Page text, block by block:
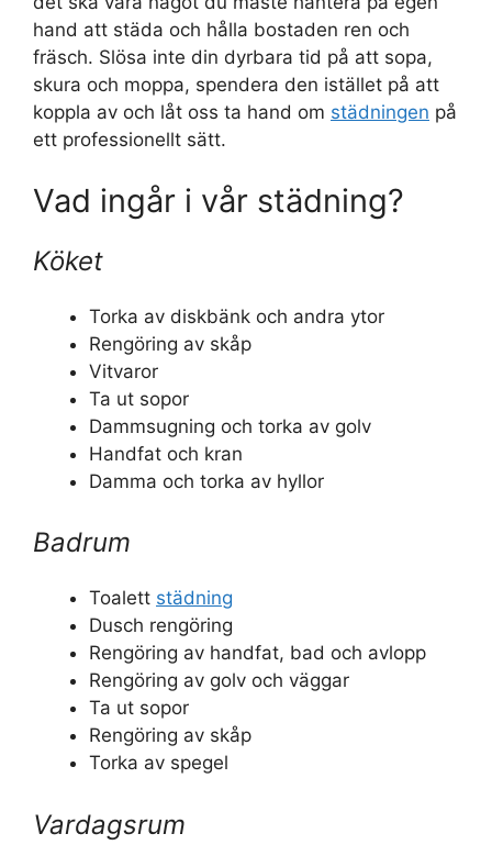
hand att städa och hålla bostaden ren och
fräsch. Slösa inte din dyrbara tid på att sopa,
skura och moppa, spendera den istället på att
koppla av och låt oss ta hand om städningen på
ett professionellt sätt.
Vad ingår i vår städning?
Köket
Torka av diskbänk och andra ytor
Rengöring av skåp
Vitvaror
Ta ut sopor
Dammsugning och torka av golv
Handfat och kran
Damma och torka av hyllor
Badrum
Toalett städning
Dusch rengöring
Rengöring av handfat, bad och avlopp
Rengöring av golv och väggar
Ta ut sopor
Rengöring av skåp
Torka av spegel
Vardagsrum